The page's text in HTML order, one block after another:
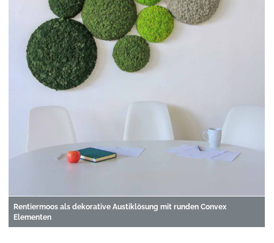
Rentiermoos als dekorative Austiklösung mit runden Convex
Elementen